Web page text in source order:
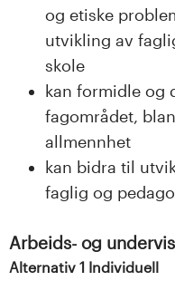
og etiske
utvikling av
skole
kan formidle og
fagområdet,
allmennhet
kan bidra til
faglig og
Arbeids- og
Alternativ 1 Individuell